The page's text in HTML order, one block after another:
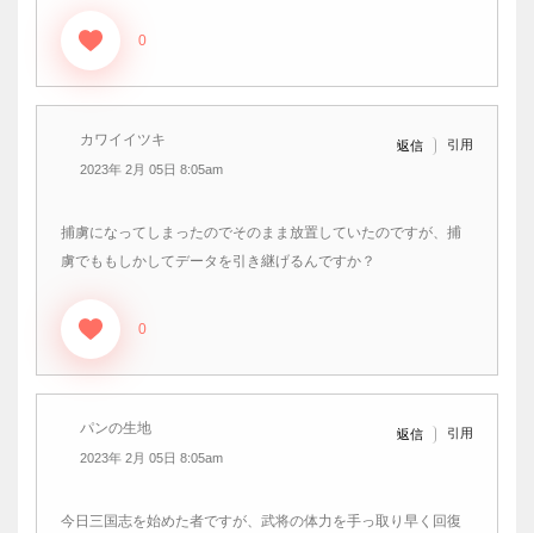
0
カワイイツキ
2023年 2月 05日 8:05am
返信 引用
捕虜になってしまったのでそのまま放置していたのですが、捕
虜でももしかしてデータを引き継げるんですか？
0
パンの生地
2023年 2月 05日 8:05am
返信 引用
今日三国志を始めた者ですが、武将の体力を手っ取り早く回復